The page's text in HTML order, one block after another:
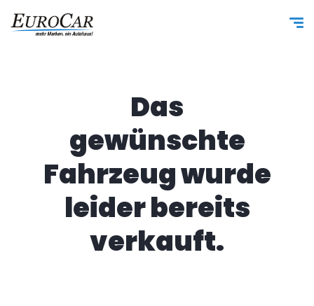
Das
gewünschte
Fahrzeug wurde
leider bereits
verkauft.